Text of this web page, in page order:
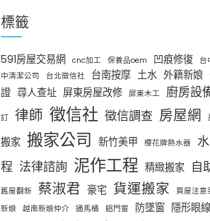
標籤
591房屋交易網 cnc加工 保養品oem 凹痕修復 台
中清潔公司
台北徵信社 台南按摩 土水 外籍新娘
證 尋人查址 屏東房屋改修 屏東木工 廚房設
訂 律師 徵信社 徵信調查 房屋網
搬家 搬家公司 新竹美甲 櫻花牌熱水器
程 法律諮詢 泥作工程 精緻搬家 自
舊屋翻新 蔡淑君 豪宅 貨運搬家 買屋注意
新娘
越南新娘仲介 通馬桶 鋁門窗 防墜窗 隱形眼線